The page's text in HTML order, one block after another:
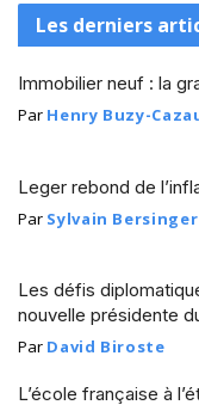
Les derniers
Immobilier neuf : la
Par Henry Buzy-
Leger rebond de
Par Sylvain Bersinger
Les défis
nouvelle présidente
Par David Biroste
L’école française à